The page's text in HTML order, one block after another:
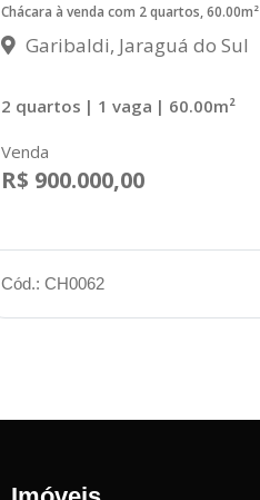
Chácara à venda com 2 quartos, 60.00m²
Garibaldi, Jaraguá do Sul
2 quartos | 1 vaga | 60.00m²
Venda
R$ 900.000,00
Cód.: CH0062